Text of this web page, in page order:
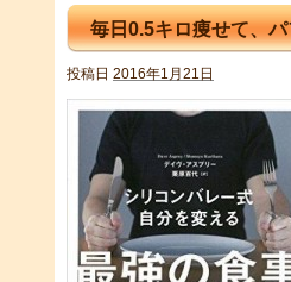
毎日0.5キロ痩せて、
投稿日 2016年1月21日